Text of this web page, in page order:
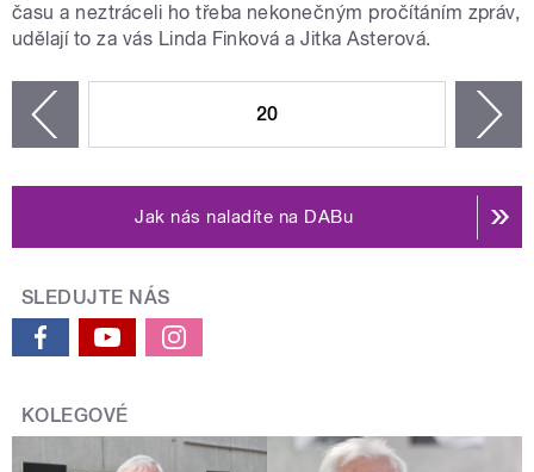
času a neztráceli ho třeba nekonečným pročítáním zpráv,
udělají to za vás Linda Finková a Jitka Asterová.
20
Jak nás naladíte na DABu
SLEDUJTE NÁS
KOLEGOVÉ